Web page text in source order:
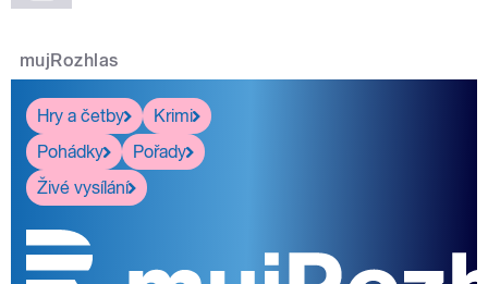
mujRozhlas
Hry a četby
Krimi
Pohádky
Pořady
Živé vysílání